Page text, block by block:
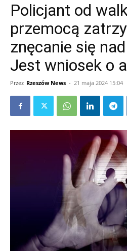
Policjant od
przemocą
znęcanie się
Jest wniosek o
Przez Rzeszów News - 21 maja 2024 15:04